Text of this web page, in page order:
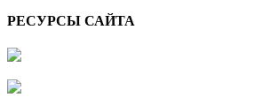
РЕСУРСЫ САЙТА